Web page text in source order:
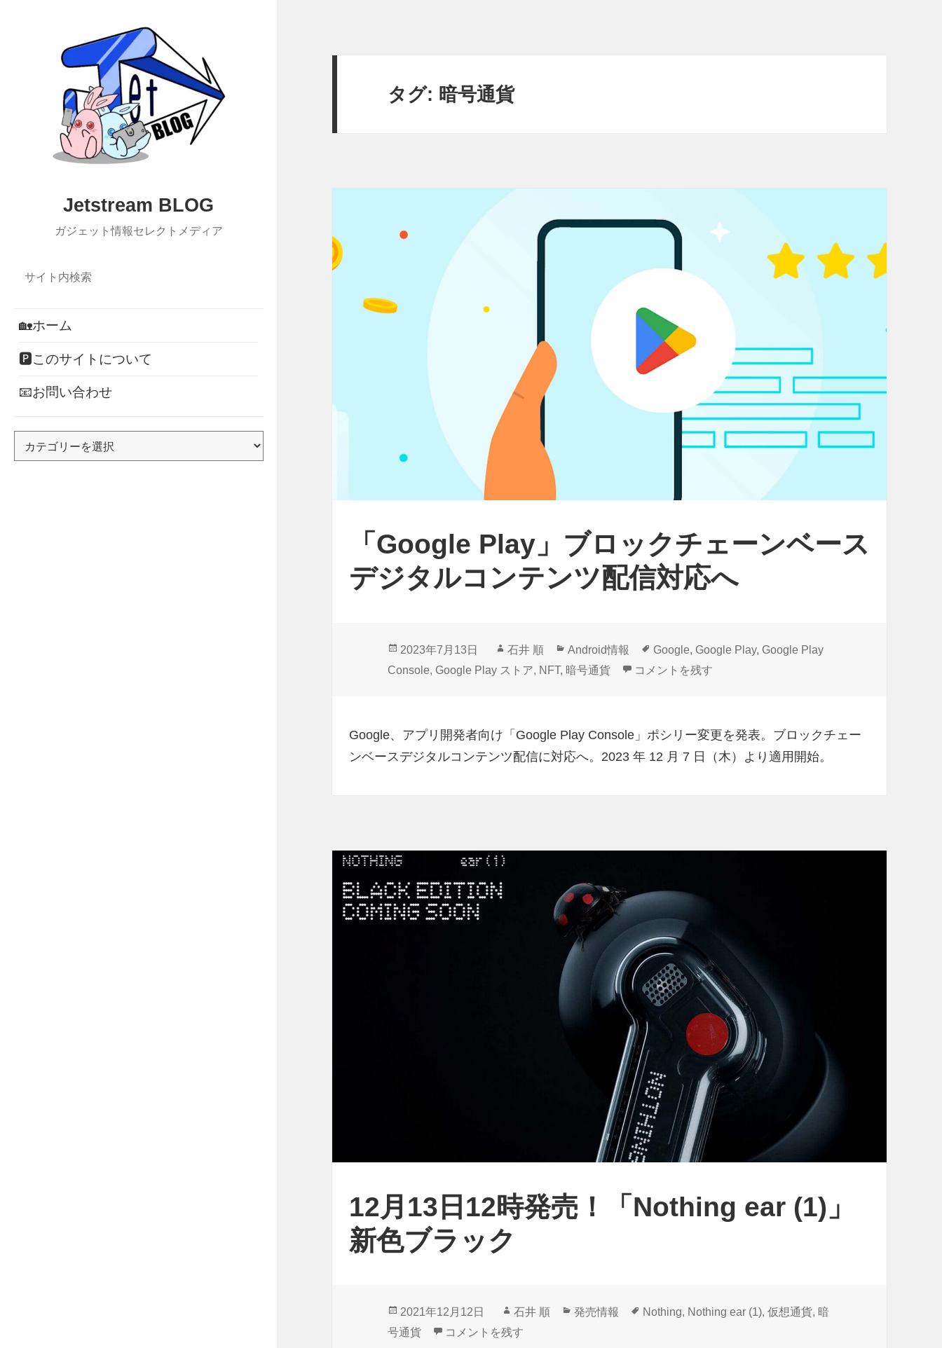
Jetstream BLOG
ガジェット情報セレクトメディア
🏡ホーム
🅿このサイトについて
📧お問い合わせ
タグ: 暗号通貨
「Google Play」ブロックチェーンベース
デジタルコンテンツ配信対応へ
投
稿
2023年7月13日
作
成
石井 順
カ
テ
ー
Android情報
タ
グ
Google, Google Play, Google Play
Console, Google Play ストア, NFT, 暗号通貨 「Google Play」ブロックチェーンベースデジタルコンテン
コメントを残す
Google、アプリ開発者向け「Google Play Console」ポシリー変更を発表。ブロックチェー
ンベースデジタルコンテンツ配信に対応へ。2023 年 12 月 7 日（木）より適用開始。
12月13日12時発売！「Nothing ear (1)」
新色ブラック
投
稿
2021年12月12日
作
成
石井 順
カ
発売情報
タ
Nothing, Nothing ear (1),仮想通貨, 暗
号通貨
12月13日12時発売！「Nothing ear (1)」新色ブラック に
コメントを残す